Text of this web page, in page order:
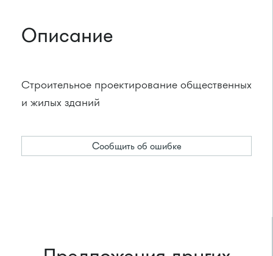
Описание
Строительное проектирование общественных
и жилых зданий
Сообщить об ошибке